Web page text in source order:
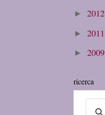
► 2012
► 2011
► 2009
ricerca